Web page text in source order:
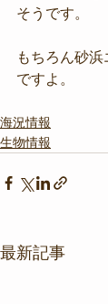
そうです。
もちろん砂
ですよ。
海況情報
生物情報
最新記事